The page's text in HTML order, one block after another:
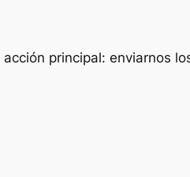
principal: enviarnos